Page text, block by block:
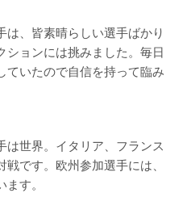
は、皆素晴らしい選手ばかり
ションには挑みました。毎日
ていたので自信を持って臨み
世界。イタリア、フランス
です。欧州参加選手には、
す。